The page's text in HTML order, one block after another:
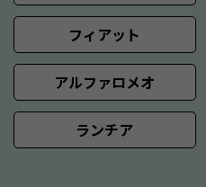
フィアット
アルファロメオ
ランチア